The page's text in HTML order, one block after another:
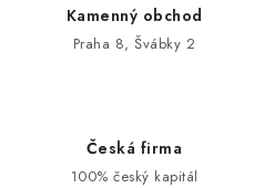
Kamenný obchod
Praha 8, Švábky 2
Česká firma
100% český kapitál